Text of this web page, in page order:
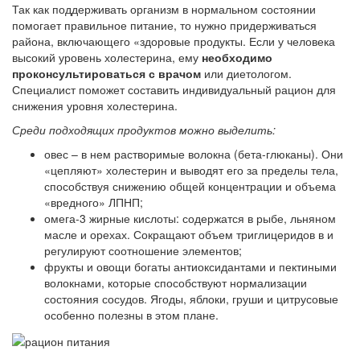
Так как поддерживать организм в нормальном состоянии
помогает правильное питание, то нужно придерживаться
района, включающего «здоровые продукты. Если у человека
высокий уровень холестерина, ему необходимо
проконсультироваться с врачом или диетологом.
Специалист поможет составить индивидуальный рацион для
снижения уровня холестерина.
Среди подходящих продуктов можно выделить:
овес – в нем растворимые волокна (бета-глюканы). Они
«цепляют» холестерин и выводят его за пределы тела,
способствуя снижению общей концентрации и объема
«вредного» ЛПНП;
омега-3 жирные кислоты: содержатся в рыбе, льняном
масле и орехах. Сокращают объем триглицеридов в и
регулируют соотношение элементов;
фрукты и овощи богаты антиоксидантами и пектиными
волокнами, которые способствуют нормализации
состояния сосудов. Ягоды, яблоки, груши и цитрусовые
особенно полезны в этом плане.